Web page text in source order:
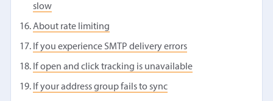
slow
About rate limiting
If you experience SMTP delivery errors
If open and click tracking is unavailable
If your address group fails to sync